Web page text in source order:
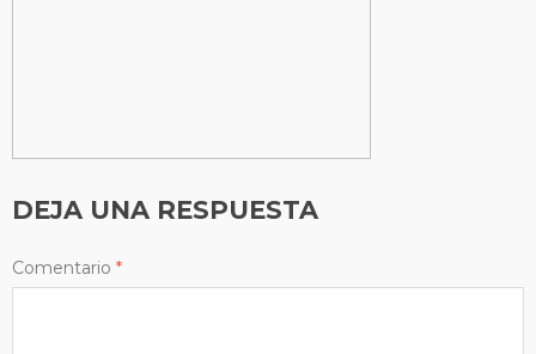
DEJA UNA RESPUESTA
Comentario *